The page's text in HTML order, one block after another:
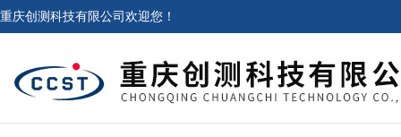
重庆创测科技有限公司欢迎您！